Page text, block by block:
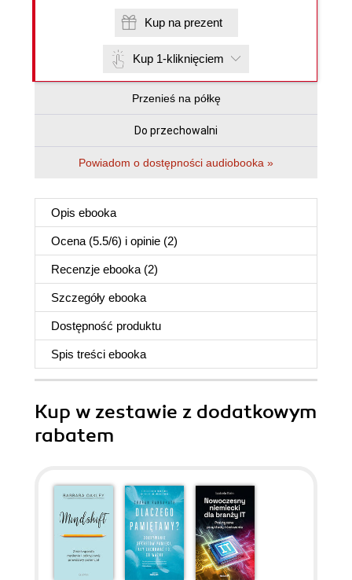
Kup na prezent
Kup 1-kliknięciem
Przenieś na półkę
Do przechowalni
Powiadom o dostępności audiobooka »
Opis ebooka
Ocena (5.5/6) i opinie (2)
Recenzje ebooka (2)
Szczegóły ebooka
Dostępność produktu
Spis treści ebooka
Kup w zestawie z dodatkowym
rabatem